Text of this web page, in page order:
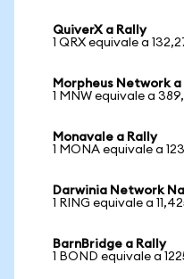
QuiverX a Rally
1 QRX equivale a
Morpheus Network a
1 MNW equivale a
Monavale a Rally
1 MONA equivale a
Darwinia Network
1 RING equivale a
BarnBridge a Rally
1 BOND equivale a